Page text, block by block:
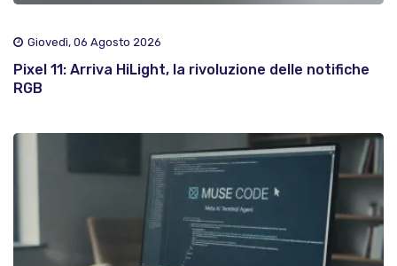
Giovedì, 06 Agosto 2026
Pixel 11: Arriva HiLight, la rivoluzione delle notifiche
RGB